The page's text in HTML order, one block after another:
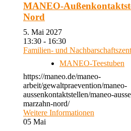
MANEO-
Nord
5. Mai 2027
13:30 - 16:30
Familien- und
MANEO-Teestuben
https://maneo.de/maneo-
arbeit/gewaltpraevention/maneo-
aussenkontaktstellen/maneo-
marzahn-nord/
Weitere Informationen
05 Mai